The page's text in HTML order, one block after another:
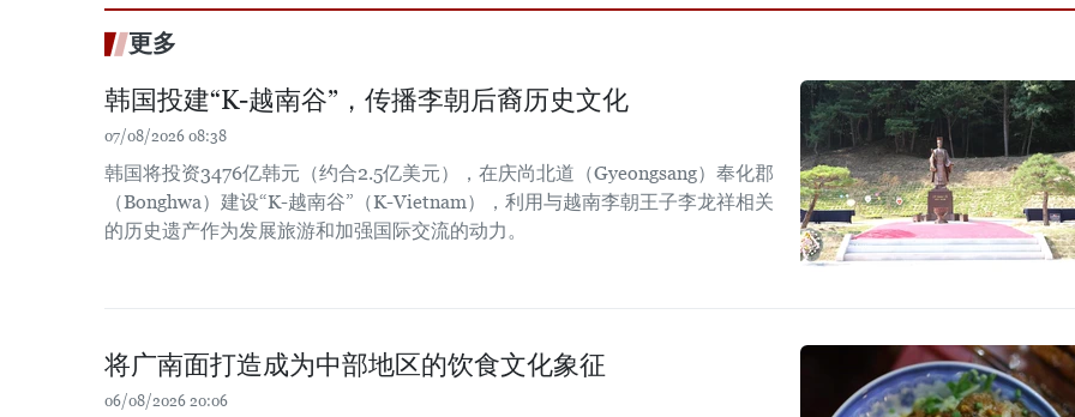
更多
韩国投建“K-越南谷”，传播李朝后裔历史文化
07/08/2026 08:38
韩国将投资3476亿韩元（约合2.5亿美元），在庆尚北道（Gyeongsang）奉化郡
（Bonghwa）建设“K-越南谷”（K-Vietnam），利用与越南李朝王子李龙祥相关
的历史遗产作为发展旅游和加强国际交流的动力。
将广南面打造成为中部地区的饮食文化象征
06/08/2026 20:06